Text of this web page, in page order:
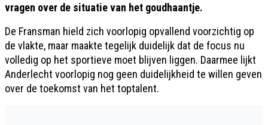
vragen over de situatie van het goudhaantje.
De Fransman hield zich voorlopig opvallend voorzichtig op
de vlakte, maar maakte tegelijk duidelijk dat de focus nu
volledig op het sportieve moet blijven liggen. Daarmee lijkt
Anderlecht voorlopig nog geen duidelijkheid te willen geven
over de toekomst van het toptalent.